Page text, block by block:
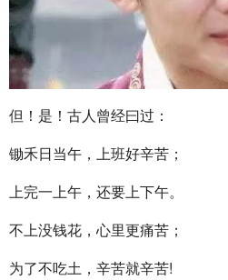
但！是！古人曾经曰过：
锄禾日当午，上班好辛苦；
上完一上午，还要上下午。
不上没钱花，心里更痛苦；
为了不吃土，辛苦就辛苦!